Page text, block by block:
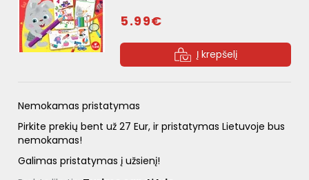
5.99€
Į krepšelį
Nemokamas pristatymas
Pirkite prekių bent už 27 Eur, ir pristatymas Lietuvoje bus
nemokamas!
Galimas pristatymas į užsienį!